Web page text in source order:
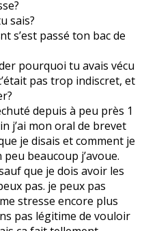
sais?
s’est passé ton bac de
pourquoi tu avais vécu
pas trop indiscret, et
depuis à peu près 1
j’ai mon oral de brevet
je disais et comment je
beaucoup j’avoue.
que je dois avoir les
pas. je peux pas
stresse encore plus
pas légitime de vouloir